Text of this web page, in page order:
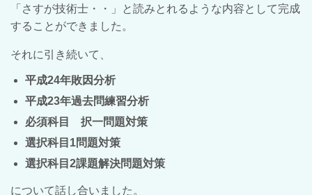
「さすが技術士・・」と読みとれるような内容として完成
することができました。
それに引き続いて、
平成24年敗因分析
平成23年過去問練習分析
必須科目 択一問題対策
選択科目1問題対策
選択科目2課題解決問題対策
について話し合いました。